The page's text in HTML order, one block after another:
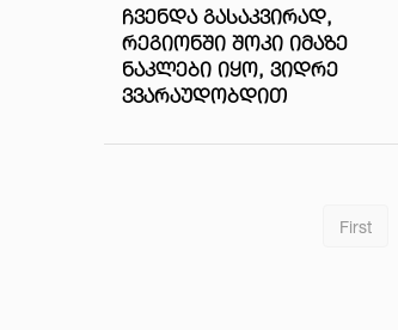
ᲩᲕᲔᲜᲓᲐ ᲒᲐᲡᲐᲙᲕᲘᲠᲐᲓ,
ᲠᲔᲒᲘᲝᲜᲨᲘ ᲨᲝᲙᲘ ᲘᲛᲐᲖᲔ
ᲜᲐᲙᲚᲔᲑᲘ ᲘᲧᲝ, ᲕᲘᲓᲠᲔ
ᲕᲕᲐᲠᲐᲣᲓᲝᲑᲓᲘᲗ
First